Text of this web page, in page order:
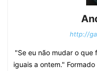
http://
"Se eu não mudar o que
iguais a ontem."